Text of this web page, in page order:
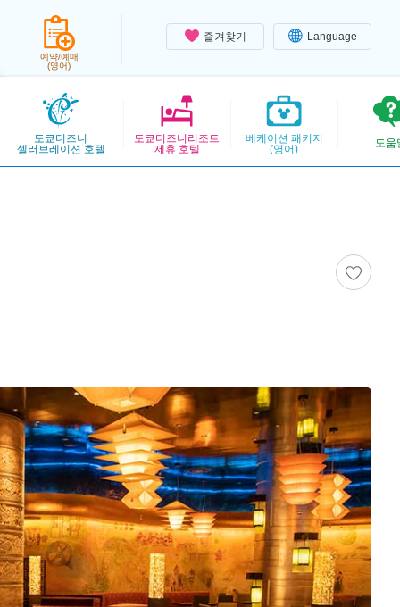
즐겨찾기 Language
예약/예매
(영어)
도쿄디즈니
셀러브레이션 호텔
도쿄디즈니리조트
제휴 호텔
베케이션 패키지
(영어)
도움